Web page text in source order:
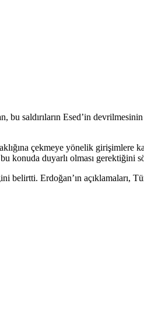
saldırıların Esed’in
çekmeye yönelik girişimlere
konuda duyarlı olması gerektiğini
belirtti. Erdoğan’ın açıklamaları,